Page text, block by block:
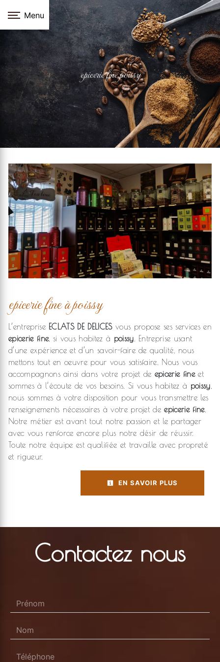
Panneau de gestion des cookies
Menu
epicerie fine poissy
epicerie fine à poissy
L’entreprise ECLATS DE DELICESvous propose ses services en
epicerie fine, si vous habitez à poissy . Entreprise usant
d’une expérience et d’un savoir-faire de qualité, nous
mettons tout en oeuvre pour vous satisfaire. Nous vous
accompagnons ainsi dans votre projet de epicerie fineet
sommes à l’écoute de vos besoins. Si vous habitez à poissy
nous sommes à votre disposition pour vous transmettre les
renseignements nécessaires à votre projet deepicerie fine.
Notre métier est avant tout notre passion et le partager
avec vous renforce encore plus notre désir de réussir.
Toute notre équipe est qualifiée et travaille avec propreté
et rigueur.
EN SAVOIR PLUS
Contactez nous